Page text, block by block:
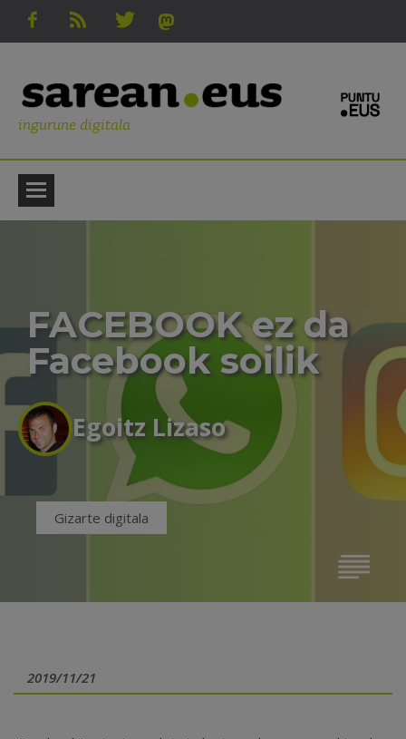
ingurune digitala
FACEBOOK ez da
Facebook soilik
Egoitz Lizaso
Gizarte digitala
2019/11/21